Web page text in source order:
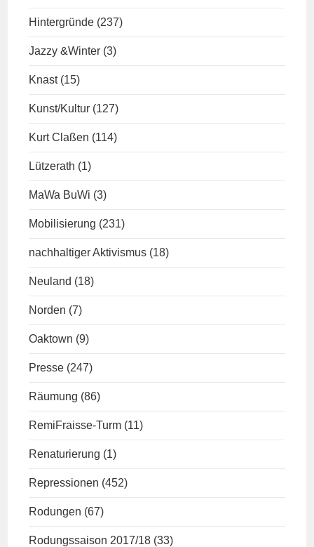
Hintergründe (237)
Jazzy &Winter (3)
Knast (15)
Kunst/Kultur (127)
Kurt Claßen (114)
Lützerath (1)
MaWa BuWi (3)
Mobilisierung (231)
nachhaltiger Aktivismus (18)
Neuland (18)
Norden (7)
Oaktown (9)
Presse (247)
Räumung (86)
RemiFraisse-Turm (11)
Renaturierung (1)
Repressionen (452)
Rodungen (67)
Rodungssaison 2017/18 (33)